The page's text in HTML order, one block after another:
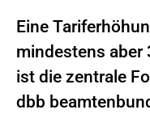
Eine
mindestens aber
ist die zentrale
dbb